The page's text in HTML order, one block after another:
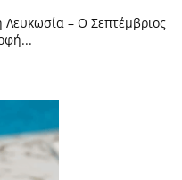
– Ο Σεπτέμβριος